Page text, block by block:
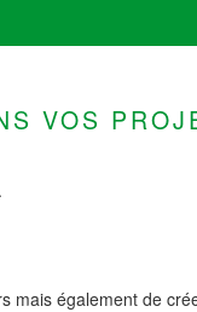
VOS
mais également de